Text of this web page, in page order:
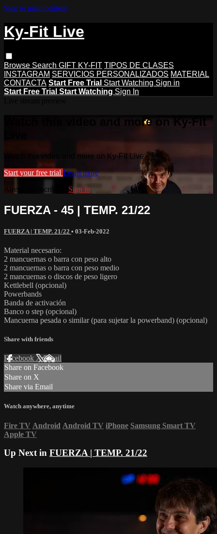
Skip to main content
Ky-Fit Live
Browse Search GIFT KY-FIT TIPOS DE CLASES
INSTAGRAM SERVICIOS PERSONALIZADOS MATERIAL
CONTACTA Start Free Trial Start Watching Sign in
Start Free Trial Start Watching Sign In
Watch this video and more on Ky-Fit
Watch this video and more on Ky-Fit Live
Start your free trial Learn more
Already subscribed? Sign in
FUERZA - 45 | TEMP. 21/22
FUERZA | TEMP. 21/22 • 03-Feb-2022
Material necesario:
2 mancuernas o barra con peso alto
2 mancuernas o barra con peso medio
2 mancuernas o discos de peso ligero
Kettlebell (opcional)
Powerbands
Banda de activación
Banco o step (opcional)
Mancuerna pesada o similar (para sujetar la powerband) (opcional)
Share with friends
Facebook XEmail
Share on Facebook
Share on X
Share via Email
Watch anywhere, anytime
Fire TV Android Android TV iPhone Samsung Smart TV
Apple TV
Up Next in FUERZA | TEMP. 21/22